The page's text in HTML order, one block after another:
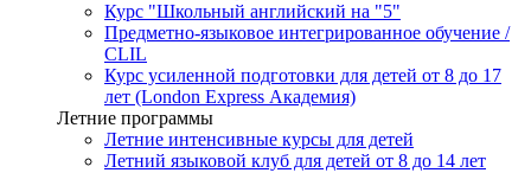
Курс "Школьный английский на "5"
Предметно-языковое интегрированное обучение /
CLIL
Курс усиленной подготовки для детей от 8 до 17
лет (London Express Академия)
Летние программы
Летние интенсивные курсы для детей
Летний языковой клуб для детей от 8 до 14 лет